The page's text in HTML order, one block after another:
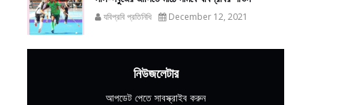
যবিপ্রবি প্রতিনিধি December 12, 2021
নিউজলেটার
আপডেট পেতে সাবস্ক্রাইব করুন